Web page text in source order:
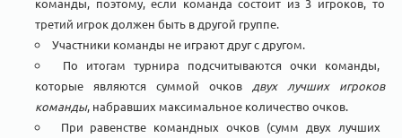
третий игрок должен быть в другой группе.
Участники команды не играют друг с другом.
По итогам турнира подсчитываются очки команды,
которые являются суммой очков двух лучших игроков
команды, набравших максимальное количество очков.
При равенстве командных очков (сумм двух лучших